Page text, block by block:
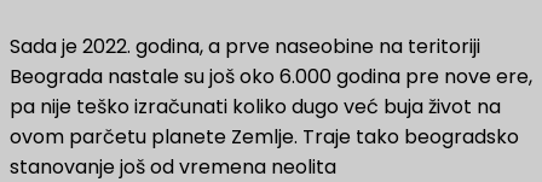
Sada je 2022. godina, a prve naseobine na teritoriji
Beograda nastale su još oko 6.000 godina pre nove ere,
pa nije teško izračunati koliko dugo već buja život na
ovom parčetu planete Zemlje. Traje tako beogradsko
stanovanje još od vremena neolita